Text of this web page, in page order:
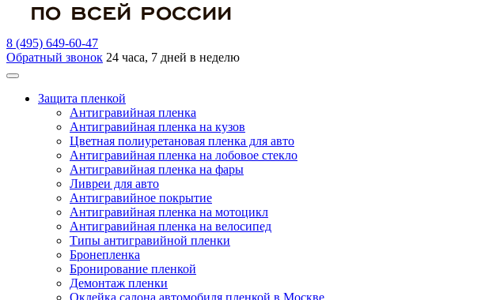
8 (495) 649-60-47
Обратный звонок 24 часа, 7 дней в неделю
Защита пленкой
Антигравийная пленка
Антигравийная пленка на кузов
Цветная полиуретановая пленка для авто
Антигравийная пленка на лобовое стекло
Антигравийная пленка на фары
Ливреи для авто
Антигравийное покрытие
Антигравийная пленка на мотоцикл
Антигравийная пленка на велосипед
Типы антигравийной пленки
Бронепленка
Бронирование пленкой
Демонтаж пленки
Оклейка салона автомобиля пленкой в Москве